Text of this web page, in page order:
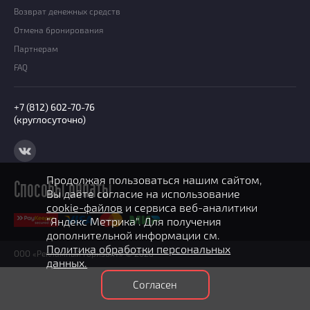
Партнерам
Возврат денежных средств
Отмена бронирования
Партнерам
FAQ
+7 (812) 602-70-76
(круглосуточно)
Способы оплаты
ООО «Рекламный горизонт» © 2026
Продолжая пользоваться нашим сайтом,
Вы даёте согласие на использование
cookie-файлов и сервиса веб-аналитики
"Яндекс Метрика". Для получения
дополнительной информации см.
Политика обработки персональных
данных.
Согласен